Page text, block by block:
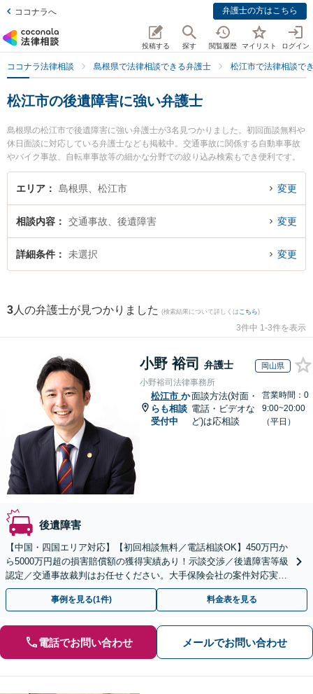
ココナラへ 弁護士の方はこちら
投稿する 探す 閲覧履歴 マイリスト ログイン
ココナラ法律相談 島根県で法律相談できる弁護士 松江市で法律相談で
松江市の後遺障害に強い弁護士
島根県の松江市で後遺障害に強い弁護士が3名見つかりました。初回面談無料や
休日面談に対応している弁護士なども掲載中。交通事故に関係する自動車事故
やバイク事故、自転車事故等の細かな分野での絞り込み検索もでき便利です。
特に長坂法律事務所の長坂 正弁護士や松江桜法律事務所の永野 茜弁護士、松村
法律事務所の松村 健太郎弁護士のプロフィール情報や弁護士費用、強みなどが
護士を検索したい』『初回相談無料で後遺障害を法律相談できる松江市内の弁
護士に相談予約したい』などでお困りの相談者さんにおすすめです。
エリア 島根県、松江市 変更
相談内容 交通事故、後遺障害 変更
詳細条件 未選択 変更
3 人の弁護士が見つかりました (検索結果について詳しくは こちら)
3件中 1-3件を表示
小野 裕司 弁護士 岡山県
小野裕司法律事務所
松江市 か
らも相談
受付中
面談方法(対面・
電話・ビデオな
ど)は応相談
営業時間：0
9:00~20:00
（平日）
後遺障害
【中国・四国エリア対応】【初回相談無料／電話相談OK】450万円か
ら5000万円超の損害賠償額の獲得実績あり！示談交渉／後遺障害等級
認定／交通事故裁判はお任せください。大手保険会社の案件対応実績
多数。医学的知識にも精通【休日・夜間面談可能】
事例を見る(1件) 料金表を見る
電話でお問い合わせ メールでお問い合わせ